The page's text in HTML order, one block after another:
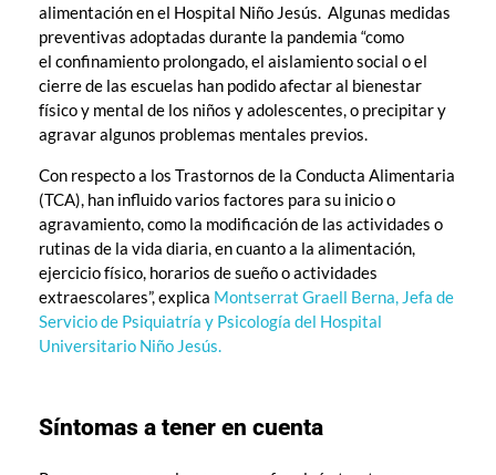
alimentación en el Hospital Niño Jesús. Algunas medidas
preventivas adoptadas durante la pandemia “como
el confinamiento prolongado, el aislamiento social o el
cierre de las escuelas han podido afectar al bienestar
físico y mental de los niños y adolescentes, o precipitar y
agravar algunos problemas mentales previos.
Con respecto a los Trastornos de la Conducta Alimentaria
(TCA), han influido varios factores para su inicio o
agravamiento, como la modificación de las actividades o
rutinas de la vida diaria, en cuanto a la alimentación,
ejercicio físico, horarios de sueño o actividades
extraescolares”, explica Montserrat Graell Berna, Jefa de
Servicio de Psiquiatría y Psicología del Hospital
Universitario Niño Jesús.
Síntomas a tener en cuenta